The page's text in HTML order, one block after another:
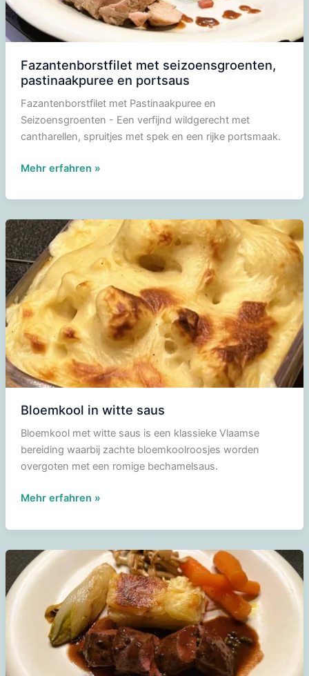
Fazantenborstfilet met seizoensgroenten,
pastinaakpuree en portsaus
Fazantenborstfilet met Pastinaakpuree en
Seizoensgroenten - Een verfijnd wildgerecht met
cantharellen, spruitjes met spek en een rijke portsmaak.
Fazantenborstfilet
seizoensgroenten,
pastinaakpuree
en
portsaus
Mehr erfahren »
Bloemkool in witte saus
Bloemkool met witte saus is een klassieke Vlaamse
bereiding waarbij zachte bloemkoolroosjes worden
overgoten met een romige bechamelsaus.
Bloemkool
witte
saus
Mehr erfahren »